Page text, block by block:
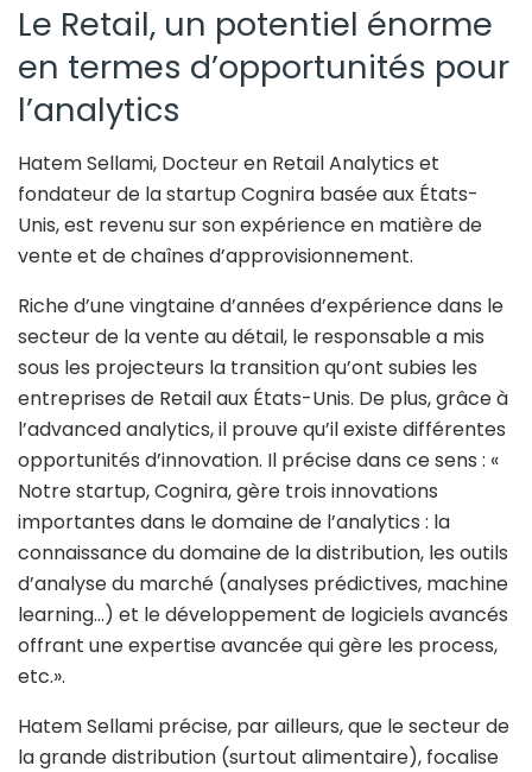
Le Retail, un potentiel énorme
en termes d’opportunités pour
l’analytics
Hatem Sellami, Docteur en Retail Analytics et
fondateur de la startup Cognira basée aux États-
Unis, est revenu sur son expérience en matière de
vente et de chaînes d’approvisionnement.
Riche d’une vingtaine d’années d’expérience dans le
secteur de la vente au détail, le responsable a mis
sous les projecteurs la transition qu’ont subies les
entreprises de Retail aux États-Unis. De plus, grâce à
l’advanced analytics, il prouve qu’il existe différentes
opportunités d’innovation. Il précise dans ce sens : «
Notre startup, Cognira, gère trois innovations
importantes dans le domaine de l’analytics : la
connaissance du domaine de la distribution, les outils
d’analyse du marché (analyses prédictives, machine
learning…) et le développement de logiciels avancés
offrant une expertise avancée qui gère les process,
etc.».
Hatem Sellami précise, par ailleurs, que le secteur de
la grande distribution (surtout alimentaire), focalise